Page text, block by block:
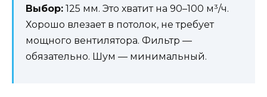
Выбор: 125 мм. Это хватит на 90–100 м³/ч.
Хорошо влезает в потолок, не требует
мощного вентилятора. Фильтр —
обязательно. Шум — минимальный.